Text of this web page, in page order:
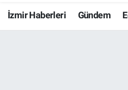
İzmir Haberleri Gündem
Resmi İlanlar